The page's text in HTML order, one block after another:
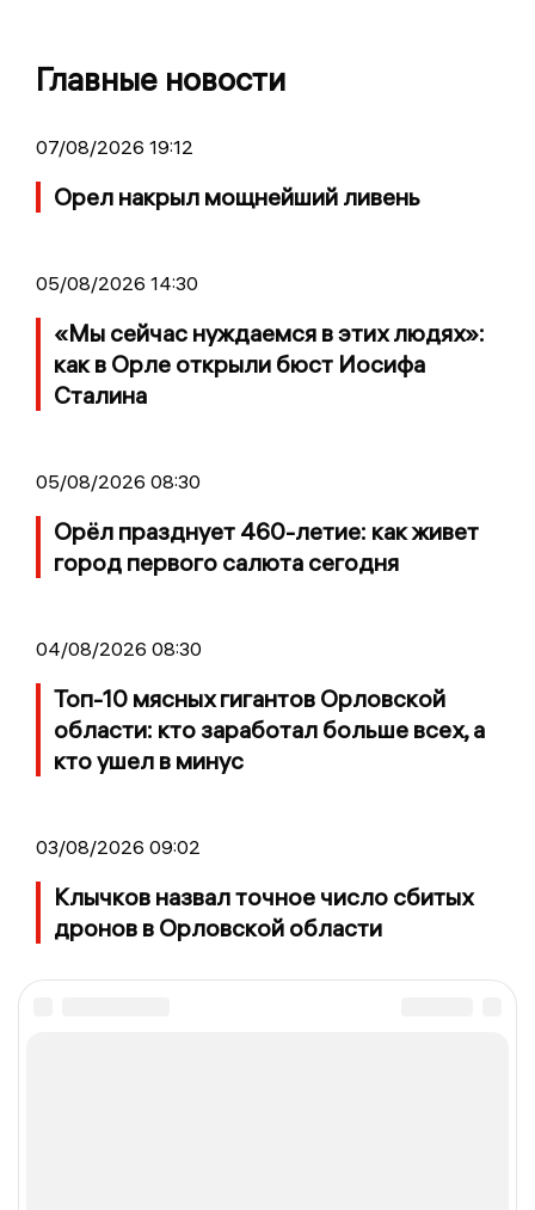
Главные новости
07/08/2026 19:12
Орел накрыл мощнейший ливень
05/08/2026 14:30
«Мы сейчас нуждаемся в этих людях»:
как в Орле открыли бюст Иосифа
Сталина
05/08/2026 08:30
Орёл празднует 460-летие: как живет
город первого салюта сегодня
04/08/2026 08:30
Топ-10 мясных гигантов Орловской
области: кто заработал больше всех, а
кто ушел в минус
03/08/2026 09:02
Клычков назвал точное число сбитых
дронов в Орловской области